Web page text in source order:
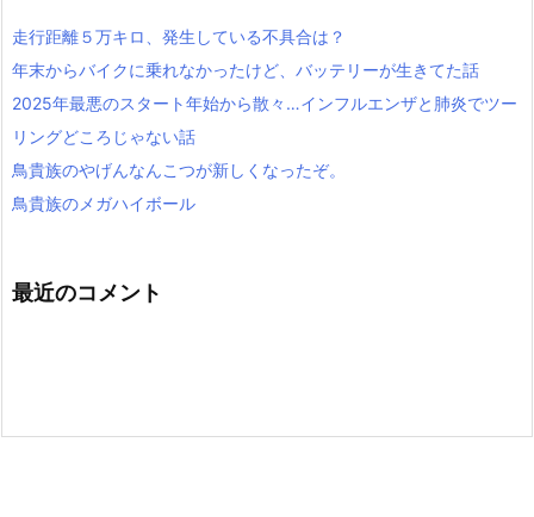
走行距離５万キロ、発生している不具合は？
年末からバイクに乗れなかったけど、バッテリーが生きてた話
2025年最悪のスタート年始から散々…インフルエンザと肺炎でツー
リングどころじゃない話
鳥貴族のやげんなんこつが新しくなったぞ。
鳥貴族のメガハイボール
最近のコメント